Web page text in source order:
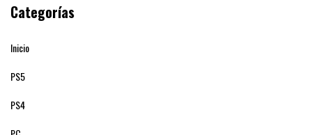
Categorías
Inicio
PS5
PS4